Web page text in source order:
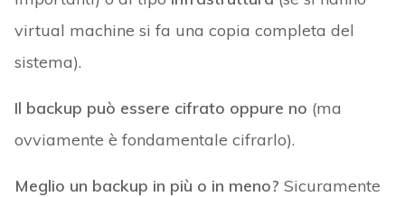
virtual machine si fa una copia completa del
sistema).
Il backup può essere cifrato oppure no (ma
ovviamente è fondamentale cifrarlo).
Meglio un backup in più o in meno? Sicuramente